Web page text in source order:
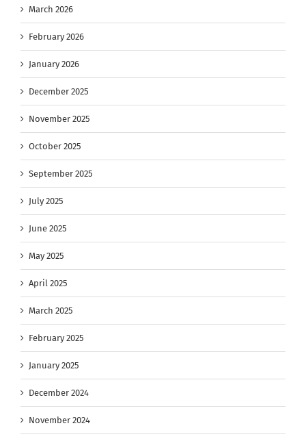
March 2026
February 2026
January 2026
December 2025
November 2025
October 2025
September 2025
July 2025
June 2025
May 2025
April 2025
March 2025
February 2025
January 2025
December 2024
November 2024